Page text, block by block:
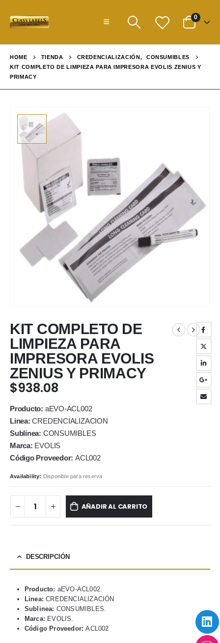
0
HOME TIENDA CREDENCIALIZACIÓN,
CONSUMIBLES
KIT COMPLETO DE LIMPIEZA PARA IMPRESORA EVOLIS ZENIUS Y
PRIMACY
KIT COMPLETO DE
LIMPIEZA PARA
IMPRESORA EVOLIS
ZENIUS Y PRIMACY
$938.08
Producto: aEVO-ACL002
Linea: CREDENCIALIZACION
Sublinea: CONSUMIBLES
Marca: EVOLIS
Código Proveedor: ACL002
Availability: Disponible para reserva
AÑADIR AL CARRITO
DESCRIPCIÓN
Producto: aEVO-ACL002.
Linea: CREDENCIALIZACIÓN
Sublinea: CONSUMIBLES.
Marca: EVOLIS.
Código Proveedor: ACL002